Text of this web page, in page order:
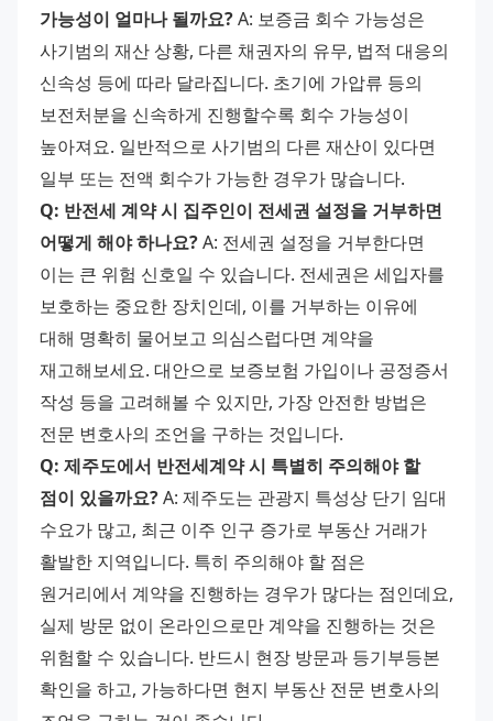
가능성이 얼마나 될까요? A: 보증금 회수 가능성은
사기범의 재산 상황, 다른 채권자의 유무, 법적 대응의
신속성 등에 따라 달라집니다. 초기에 가압류 등의
보전처분을 신속하게 진행할수록 회수 가능성이
높아져요. 일반적으로 사기범의 다른 재산이 있다면
일부 또는 전액 회수가 가능한 경우가 많습니다.
Q: 반전세 계약 시 집주인이 전세권 설정을 거부하면
어떻게 해야 하나요? A: 전세권 설정을 거부한다면
이는 큰 위험 신호일 수 있습니다. 전세권은 세입자를
보호하는 중요한 장치인데, 이를 거부하는 이유에
대해 명확히 물어보고 의심스럽다면 계약을
재고해보세요. 대안으로 보증보험 가입이나 공정증서
작성 등을 고려해볼 수 있지만, 가장 안전한 방법은
전문 변호사의 조언을 구하는 것입니다.
Q: 제주도에서 반전세계약 시 특별히 주의해야 할
점이 있을까요? A: 제주도는 관광지 특성상 단기 임대
수요가 많고, 최근 이주 인구 증가로 부동산 거래가
활발한 지역입니다. 특히 주의해야 할 점은
원거리에서 계약을 진행하는 경우가 많다는 점인데요,
실제 방문 없이 온라인으로만 계약을 진행하는 것은
위험할 수 있습니다. 반드시 현장 방문과 등기부등본
확인을 하고, 가능하다면 현지 부동산 전문 변호사의